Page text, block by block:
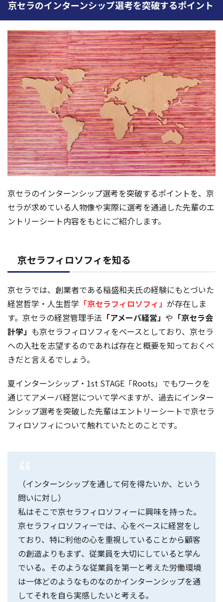
京セラのインターンシップ選考を突破するポイント
京セラのインターンシップ選考を突破するポイントを、京
セラが求めている人物像や実際に選考を通過した先輩のエ
ントリーシート内容をもとにご紹介します。
京セラフィロソフィを知る
京セラでは、創業者である稲盛和夫氏の経験にもとづいた
経営哲学・人生哲学 「京セラフィロソフィ」 が存在しま
す。京セラの経営管理手法 「アメーバ経営」 や 「京セラ会
計学」 も京セラフィロソフィをベースとしており、京セラ
への入社を志望するのであれば存在と概要を知っておくべ
きだと言えるでしょう。
夏インターンシップ・1st STAGE「Roots」でもワークを
通じてアメーバ経営について学べますが、過去にインター
ンシップ選考を突破した先輩はエントリーシートで京セラ
フィロソフィについて触れていたとのことです。
（インターンシップを通して何を得たいか、という
問いに対し）
私はそこで京セラフィロソフィーに興味を持った。
京セラフィロソフィーでは、心をベースに経営をし
ており、特に利他の心を重視していることから顧客
の創造よりもまず、従業員を大切にしていると学ん
でいる。そのような従業員を第一と考えた労働環境
は一体どのようなものなのかインターンシップを通
してそれを自ら実感したいと考える。